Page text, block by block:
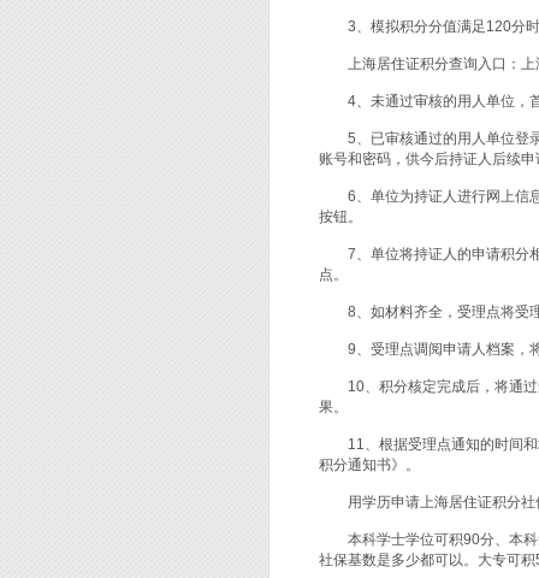
3、模拟积分分值满足120分时
上海居住证积分查询入口：上
4、未通过审核的用人单位，首
5、已审核通过的用人单位登录
账号和密码，供今后持证人后续
6、单位为持证人进行网上信息
按钮。
7、单位将持证人的申请积分相
点。
8、如材料齐全，受理点将受
9、受理点调阅申请人档案，将
10、积分核定完成后，将通过
果。
11、根据受理点通知的时间和
积分通知书》。
用学历申请上海居住证积分社
本科学士学位可积90分、本科
社保基数是多少都可以。大专可